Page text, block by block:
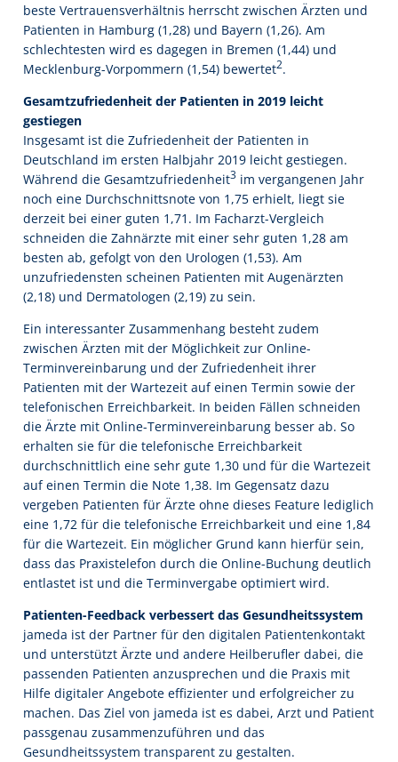
beste Vertrauensverhältnis herrscht zwischen Ärzten und
Patienten in Hamburg (1,28) und Bayern (1,26). Am
schlechtesten wird es dagegen in Bremen (1,44) und
Mecklenburg-Vorpommern (1,54) bewertet2.
Gesamtzufriedenheit der Patienten in 2019 leicht
gestiegen
Insgesamt ist die Zufriedenheit der Patienten in
Deutschland im ersten Halbjahr 2019 leicht gestiegen.
Während die Gesamtzufriedenheit3 im vergangenen Jahr
noch eine Durchschnittsnote von 1,75 erhielt, liegt sie
derzeit bei einer guten 1,71. Im Facharzt-Vergleich
schneiden die Zahnärzte mit einer sehr guten 1,28 am
besten ab, gefolgt von den Urologen (1,53). Am
unzufriedensten scheinen Patienten mit Augenärzten
(2,18) und Dermatologen (2,19) zu sein.
Ein interessanter Zusammenhang besteht zudem
zwischen Ärzten mit der Möglichkeit zur Online-
Terminvereinbarung und der Zufriedenheit ihrer
Patienten mit der Wartezeit auf einen Termin sowie der
telefonischen Erreichbarkeit. In beiden Fällen schneiden
die Ärzte mit Online-Terminvereinbarung besser ab. So
erhalten sie für die telefonische Erreichbarkeit
durchschnittlich eine sehr gute 1,30 und für die Wartezeit
auf einen Termin die Note 1,38. Im Gegensatz dazu
vergeben Patienten für Ärzte ohne dieses Feature lediglich
eine 1,72 für die telefonische Erreichbarkeit und eine 1,84
für die Wartezeit. Ein möglicher Grund kann hierfür sein,
dass das Praxistelefon durch die Online-Buchung deutlich
entlastet ist und die Terminvergabe optimiert wird.
Patienten-Feedback verbessert das Gesundheitssystem
jameda ist der Partner für den digitalen Patientenkontakt
und unterstützt Ärzte und andere Heilberufler dabei, die
passenden Patienten anzusprechen und die Praxis mit
Hilfe digitaler Angebote effizienter und erfolgreicher zu
machen. Das Ziel von jameda ist es dabei, Arzt und Patient
passgenau zusammenzuführen und das
Gesundheitssystem transparent zu gestalten.